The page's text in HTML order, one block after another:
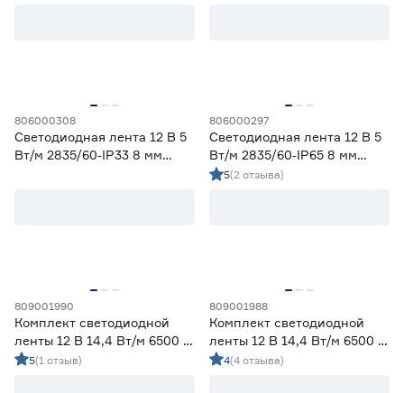
806000308
Светодиодная лента 12 В 5
Вт/м 2835/60‑IP33 8 мм
806000297
Светодиодная лента 12 В 5
Вт/м 2835/60‑IP65 8 мм
теплый 5 м Geniled
5(2 отзыва)
809001990
Комплект светодиодной
ленты 12 В 14,4 Вт/м 6500 К
IP65 5050 5 м ЭРА
5(1 отзыв)
809001988
Комплект светодиодной
ленты 12 В 14,4 Вт/м 6500 К
IP20 5050 5 м ЭРА
4(4 отзыва)